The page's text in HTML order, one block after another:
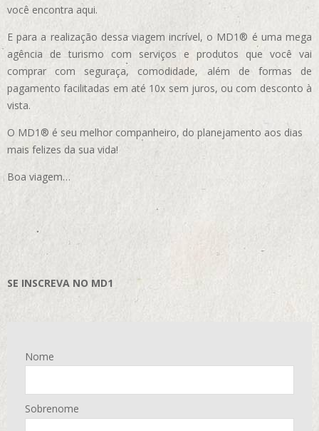
você encontra aqui.
E para a realização dessa viagem incrível, o MD1® é uma mega
agência de turismo com serviços e produtos que você vai
comprar com seguraça, comodidade, além de formas de
pagamento facilitadas em até 10x sem juros, ou com desconto à
vista.
O MD1® é seu melhor companheiro, do planejamento aos dias
mais felizes da sua vida!
Boa viagem…
SE INSCREVA NO MD1
Nome
Sobrenome